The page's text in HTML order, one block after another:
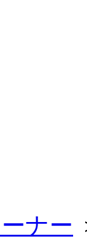
ナー